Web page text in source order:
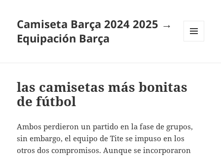
Camiseta Barça 2024 2025 →
Equipación Barça
las camisetas más bonitas
de fútbol
Ambos perdieron un partido en la fase de grupos,
sin embargo, el equipo de Tite se impuso en los
otros dos compromisos. Aunque se incorporaron